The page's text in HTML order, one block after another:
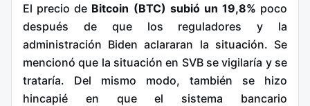
El precio de Bitcoin (BTC) subió un 19,8% poco
después de que los reguladores y la
administración Biden aclararan la situación. Se
mencionó que la situación en SVB se vigilaría y se
trataría. Del mismo modo, también se hizo
hincapié en que el sistema bancario